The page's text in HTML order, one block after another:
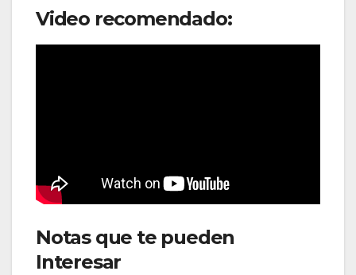
Video recomendado:
Notas que te pueden
Interesar